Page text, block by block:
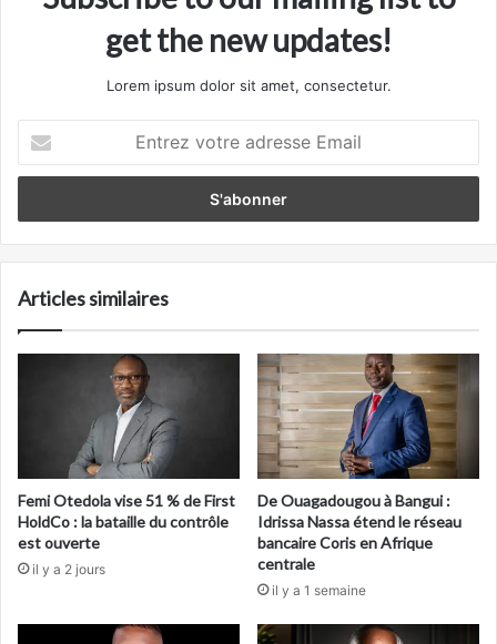
get the new updates!
Lorem ipsum dolor sit amet, consectetur.
votre
adresse
Articles similaires
Femi Otedola vise 51 % de First
HoldCo : la bataille du contrôle
est ouverte
il y a 2 jours
De Ouagadougou à Bangui :
Idrissa Nassa étend le réseau
bancaire Coris en Afrique
centrale
il y a 1 semaine